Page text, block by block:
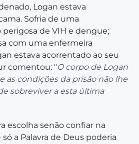
Logan estava
Sofria de uma
de VIH e dengue;
com uma enfermeira
estava acorrentado ao seu
comentou: "O corpo de Logan
as condições da prisão não lhe
sobreviver a esta última
escolha senão confiar na
a Palavra de Deus poderia